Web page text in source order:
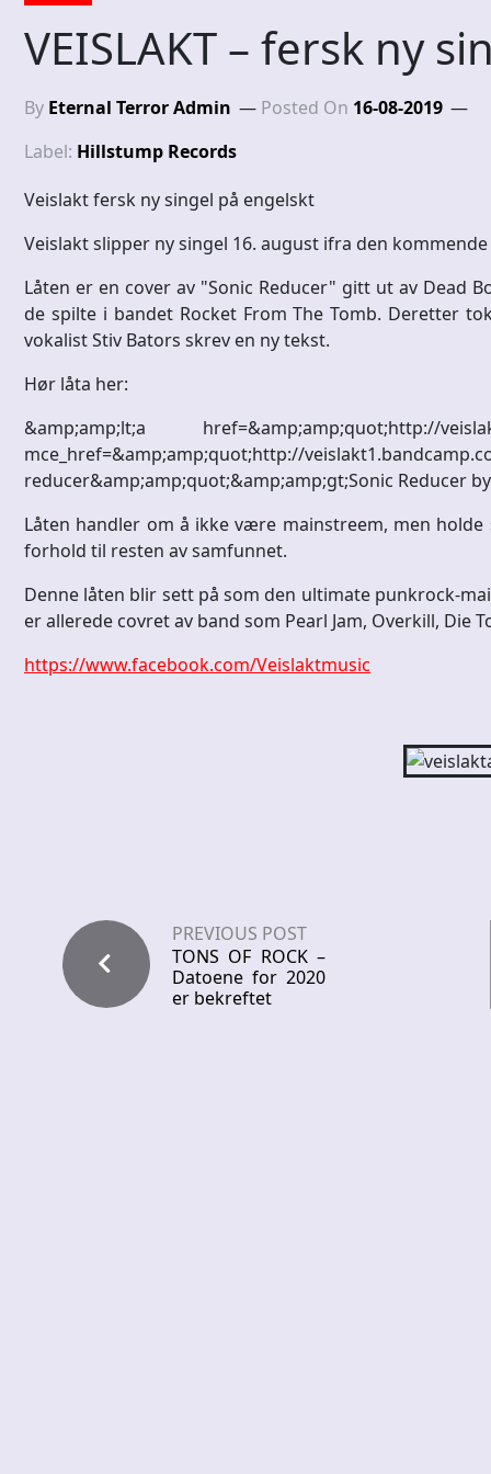
VEISLAKT – fersk ny
By Eternal Terror Admin Posted On 16-08-2019
Label: Hillstump Records
Veislakt fersk ny singel på engelskt
Veislakt slipper ny singel 16. august ifra den
Låten er en cover av "Sonic Reducer" gitt ut av Dead
de spilte i bandet Rocket From The Tomb. Deretter
vokalist Stiv Bators skrev en ny tekst.
Hør låta her:
&amp;amp;lt;a href=&amp;amp;quot;http://
mce_href=&amp;amp;quot;http://
reducer&amp;amp;quot;&amp;amp;gt;Sonic Reducer
Låten handler om å ikke være mainstreem, men
forhold til resten av samfunnet.
Denne låten blir sett på som den ultimate punkrock-
er allerede covret av band som Pearl Jam, Overkill, Die
https://www.facebook.com/Veislaktmusic
PREVIOUS POST
TONS OF ROCK –
Datoene for 2020
er bekreftet